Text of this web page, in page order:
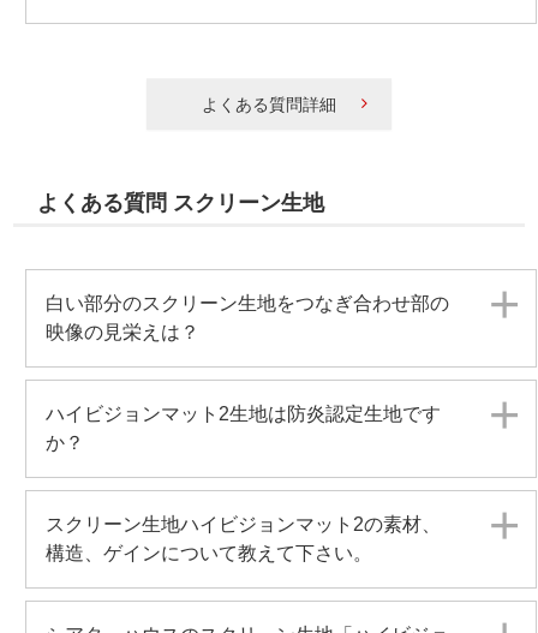
よくある質問詳細
よくある質問 スクリーン生地
白い部分のスクリーン生地をつなぎ合わせ部の
映像の見栄えは？
ハイビジョンマット2生地は防炎認定生地です
か？
スクリーン生地ハイビジョンマット2の素材、
構造、ゲインについて教えて下さい。